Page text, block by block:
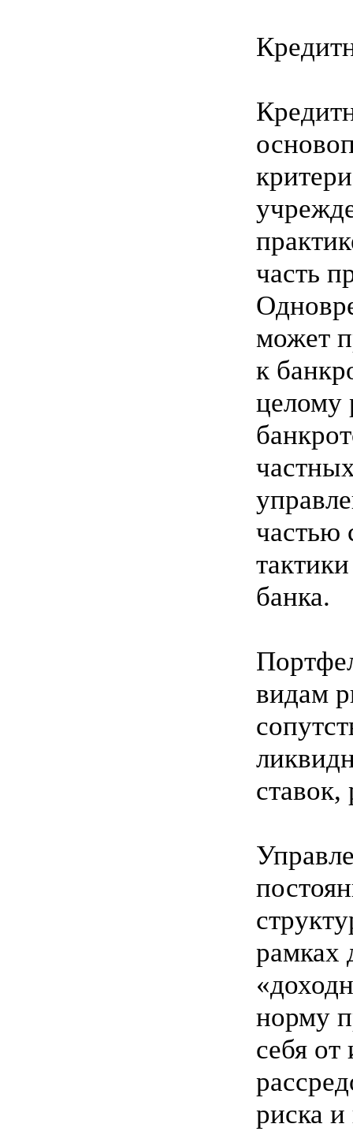
часть
может
к
целому
частью
банка.
видам
рамках
норму
себя
риска и